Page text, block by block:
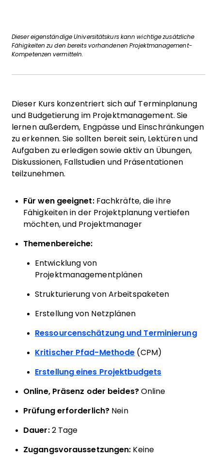
Dieser eigenständige Universitätskurs kann wichtige zusätzliche
Fähigkeiten zu den bereits vorhandenen Projektmanagement-
Kompetenzen vermitteln.
Dieser Kurs konzentriert sich auf Terminplanung
und Budgetierung im Projektmanagement. Sie
lernen außerdem, Engpässe und Einschränkungen
zu erkennen. Sie sollten bereit sein, Lektüren und
Aufgaben zu erledigen sowie aktiv an Übungen,
Diskussionen, Fallstudien und Präsentationen
teilzunehmen.
Für wen geeignet:Fachkräfte, die ihre
Fähigkeiten in der Projektplanung vertiefen
möchten, und Projektmanager
Themenbereiche:
Entwicklung von
Projektmanagementplänen
Strukturierung von Arbeitspaketen
Erstellung von Netzplänen
Ressourcenschätzung und Terminierung
Kritischer Pfad-Methode (CPM)
Erstellung eines Projektbudgets
Online, Präsenz oder beides?Online
Prüfung erforderlich? Nein
Dauer:2 Tage
Zugangsvoraussetzungen: Keine